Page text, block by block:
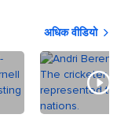
अधिक वीडियो